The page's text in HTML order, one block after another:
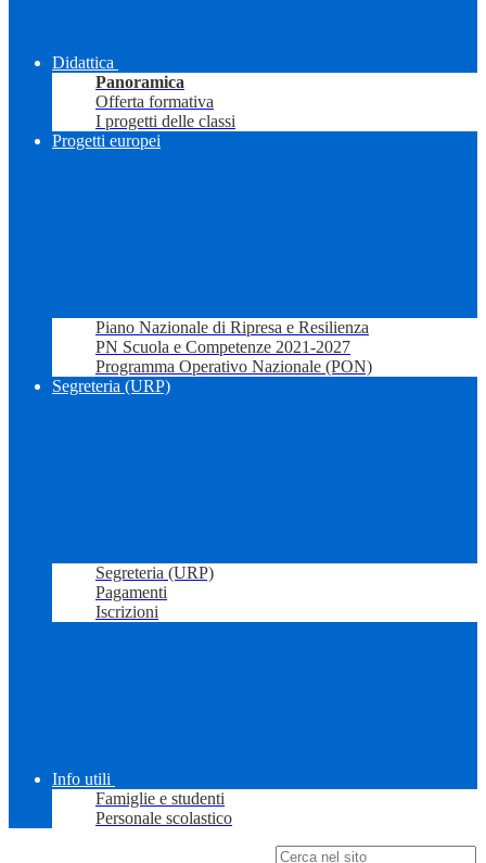
Didattica
Panoramica
Offerta formativa
I progetti delle classi
Progetti europei
Piano Nazionale di Ripresa e Resilienza
PN Scuola e Competenze 2021-2027
Programma Operativo Nazionale (PON)
Segreteria (URP)
Segreteria (URP)
Pagamenti
Iscrizioni
Info utili
Famiglie e studenti
Personale scolastico